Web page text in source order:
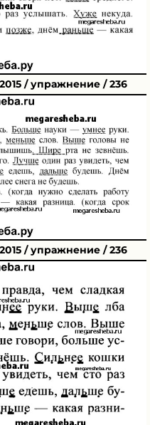
/ упражнение / 236
/ упражнение / 236